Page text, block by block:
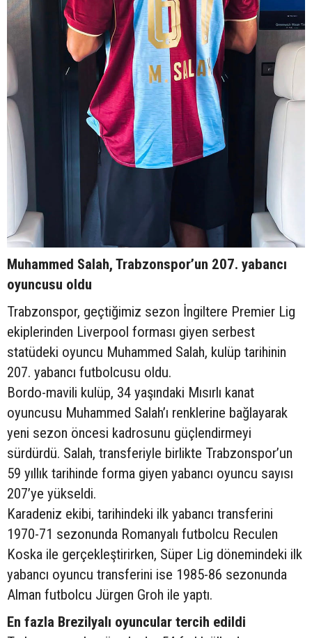
Muhammed Salah, Trabzonspor’un 207. yabancı
oyuncusu oldu
Trabzonspor, geçtiğimiz sezon İngiltere Premier Lig
ekiplerinden Liverpool forması giyen serbest
statüdeki oyuncu Muhammed Salah, kulüp tarihinin
207. yabancı futbolcusu oldu.
Bordo-mavili kulüp, 34 yaşındaki Mısırlı kanat
oyuncusu Muhammed Salah’ı renklerine bağlayarak
yeni sezon öncesi kadrosunu güçlendirmeyi
sürdürdü. Salah, transferiyle birlikte Trabzonspor’un
59 yıllık tarihinde forma giyen yabancı oyuncu sayısı
207’ye yükseldi.
Karadeniz ekibi, tarihindeki ilk yabancı transferini
1970-71 sezonunda Romanyalı futbolcu Reculen
Koska ile gerçekleştirirken, Süper Lig dönemindeki ilk
yabancı oyuncu transferini ise 1985-86 sezonunda
Alman futbolcu Jürgen Groh ile yaptı.
En fazla Brezilyalı oyuncular tercih edildi